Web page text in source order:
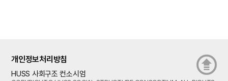
개인정보처리방침
HUSS 사회구조 컨소시엄